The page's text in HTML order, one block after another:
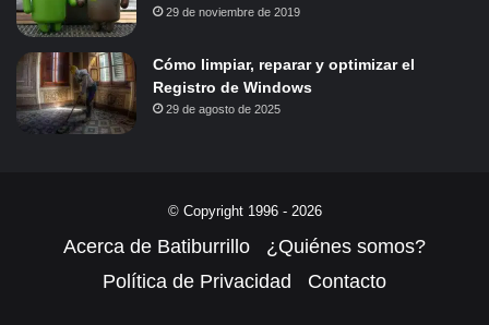
29 de noviembre de 2019
Cómo limpiar, reparar y optimizar el
Registro de Windows
29 de agosto de 2025
© Copyright 1996 - 2026
Acerca de Batiburrillo
¿Quiénes somos?
Política de Privacidad
Contacto